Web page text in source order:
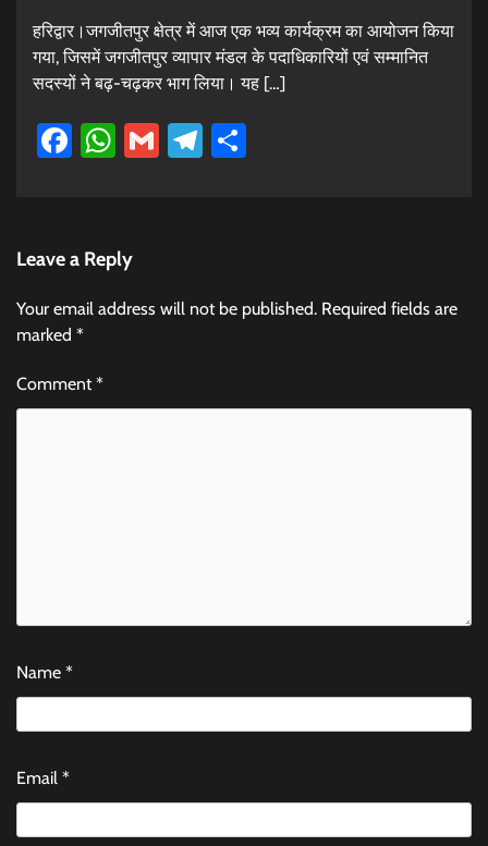
हरिद्वार।जगजीतपुर क्षेत्र में आज एक भव्य कार्यक्रम का आयोजन किया
गया, जिसमें जगजीतपुर व्यापार मंडल के पदाधिकारियों एवं सम्मानित
सदस्यों ने बढ़-चढ़कर भाग लिया। यह […]
Facebook
WhatsApp
GmailTelegram
Leave a Reply
Your email address will not be published. Required fields are
marked *
Comment*
Name *
Email *